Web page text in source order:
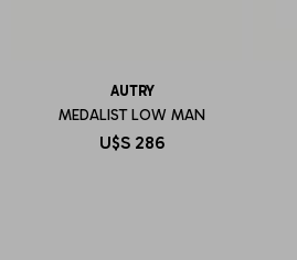
AUTRY
MEDALIST LOW MAN
U$S 286